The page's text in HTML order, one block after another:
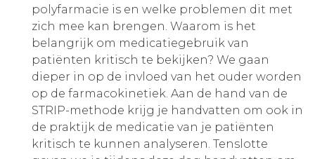
polyfarmacie is en welke problemen dit met
zich mee kan brengen. Waarom is het
belangrijk om medicatiegebruik van
patiënten kritisch te bekijken? We gaan
dieper in op de invloed van het ouder worden
op de farmacokinetiek. Aan de hand van de
STRIP-methode krijg je handvatten om ook in
de praktijk de medicatie van je patiënten
kritisch te kunnen analyseren. Tenslotte